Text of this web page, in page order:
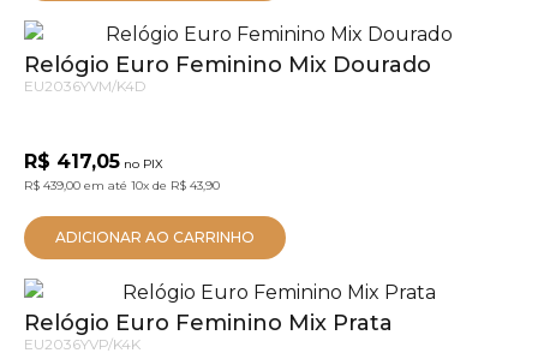
Relógio Euro Feminino Mix Dourado
EU2036YVM/K4D
R$ 417,05 no PIX
R$ 439,00 em até 10x de R$ 43,90
ADICIONAR AO CARRINHO
Relógio Euro Feminino Mix Prata
EU2036YVP/K4K